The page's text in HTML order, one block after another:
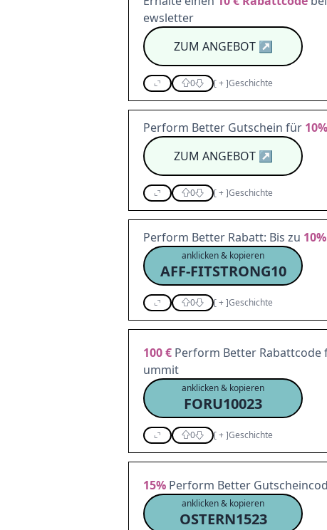
ewsletter
ZUM ANGEBOT↗
0 [+]Geschichte
Perform Better Gutschein für 10%
ZUM ANGEBOT↗
0 [+]Geschichte
Perform Better Rabatt: Bis zu 10%
anklicken & kopieren
AFF-FITSTRONG10
0 [+]Geschichte
100 € Perform Better Rabattcode
ummit
anklicken & kopieren
FORU10023
0 [+]Geschichte
15% Perform Better
anklicken & kopieren
OSTERN1523